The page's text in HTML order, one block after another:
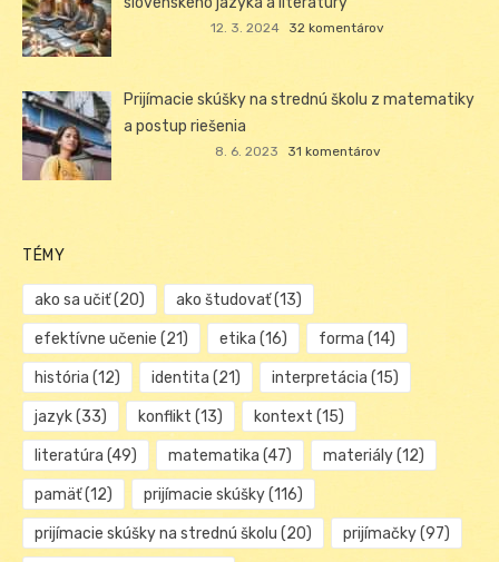
12. 3. 2024 32 komentárov
Prijímacie skúšky na strednú školu z matematiky
a postup riešenia
8. 6. 2023 31 komentárov
TÉMY
ako sa učiť(20) ako študovať(13)
efektívne učenie (21) etika (16) forma (14)
história (12) identita (21) interpretácia (15)
jazyk(33) konflikt (13) kontext (15)
literatúra (49) matematika (47) materiály(12)
pamäť(12) prijímacie skúšky(116)
prijímacie skúšky na strednú školu (20) prijímačky(97)